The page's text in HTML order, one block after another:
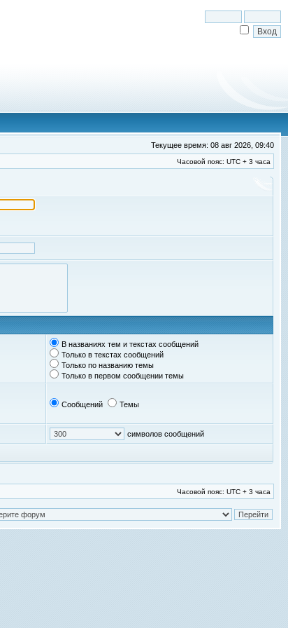
Текущее время: 08 авг 2026, 09:40
Часовой пояс: UTC + 3 часа
В названиях тем и текстах сообщений
Только в текстах сообщений
Только по названию темы
Только в первом сообщении темы
Сообщений Темы
символов сообщений
Часовой пояс: UTC + 3 часа